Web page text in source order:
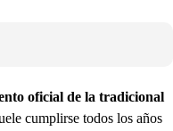
oficial de la tradicional
cumplirse todos los años